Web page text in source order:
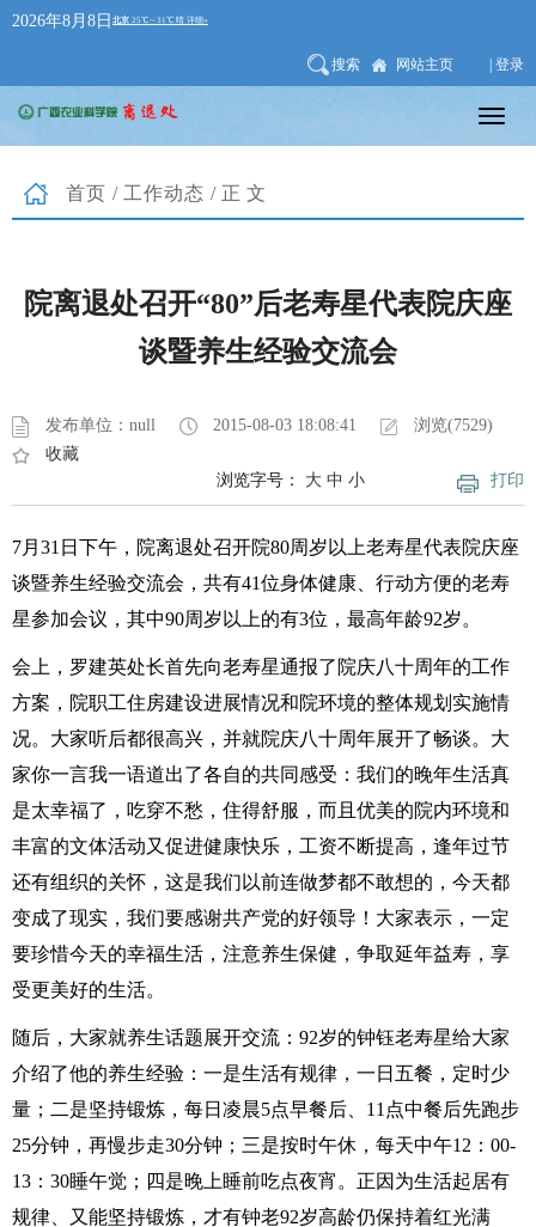
2026年8月8日
搜索 网站主页 | 登录
首页 / 工作动态 /正文
院离退处召开“80”后老寿星代表院庆座
谈暨养生经验交流会
发布单位：null 2015-08-03 18:08:41
浏览(7529)
收藏
打印
浏览字号： 大 中 小
7月31日下午，院离退处召开院80周岁以上老寿星代表院庆座
谈暨养生经验交流会，共有41位身体健康、行动方便的老寿
星参加会议，其中90周岁以上的有3位，最高年龄92岁。
会上，罗建英处长首先向老寿星通报了院庆八十周年的工作
方案，院职工住房建设进展情况和院环境的整体规划实施情
况。大家听后都很高兴，并就院庆八十周年展开了畅谈。大
家你一言我一语道出了各自的共同感受：我们的晚年生活真
是太幸福了，吃穿不愁，住得舒服，而且优美的院内环境和
丰富的文体活动又促进健康快乐，工资不断提高，逢年过节
还有组织的关怀，这是我们以前连做梦都不敢想的，今天都
变成了现实，我们要感谢共产党的好领导！大家表示，一定
要珍惜今天的幸福生活，注意养生保健，争取延年益寿，享
受更美好的生活。
随后，大家就养生话题展开交流：92岁的钟钰老寿星给大家
介绍了他的养生经验：一是生活有规律，一日五餐，定时少
量；二是坚持锻炼，每日凌晨5点早餐后、11点中餐后先跑步
25分钟，再慢步走30分钟；三是按时午休，每天中午12：00-
13：30睡午觉；四是晚上睡前吃点夜宵。正因为生活起居有
规律、又能坚持锻炼，才有钟老92岁高龄仍保持着红光满